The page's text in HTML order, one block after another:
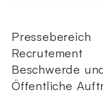
Pressebereich
Recrutement
Beschwerde
Öffentliche